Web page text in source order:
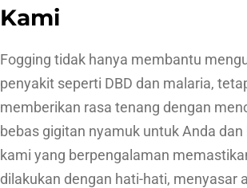
Kami
Fogging tidak hanya membantu
penyakit seperti DBD dan malaria,
memberikan rasa tenang dengan
bebas gigitan nyamuk untuk Anda
kami yang berpengalaman
dilakukan dengan hati-hati, menyasar